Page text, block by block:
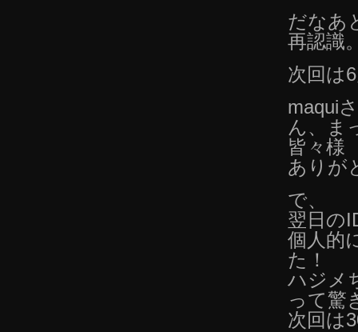
だなあ
再認識
次回は
maqui
ん、ま
皆々様
ありが
で、
翌日の
個人的
た！
ハジメ
って驚
次回は